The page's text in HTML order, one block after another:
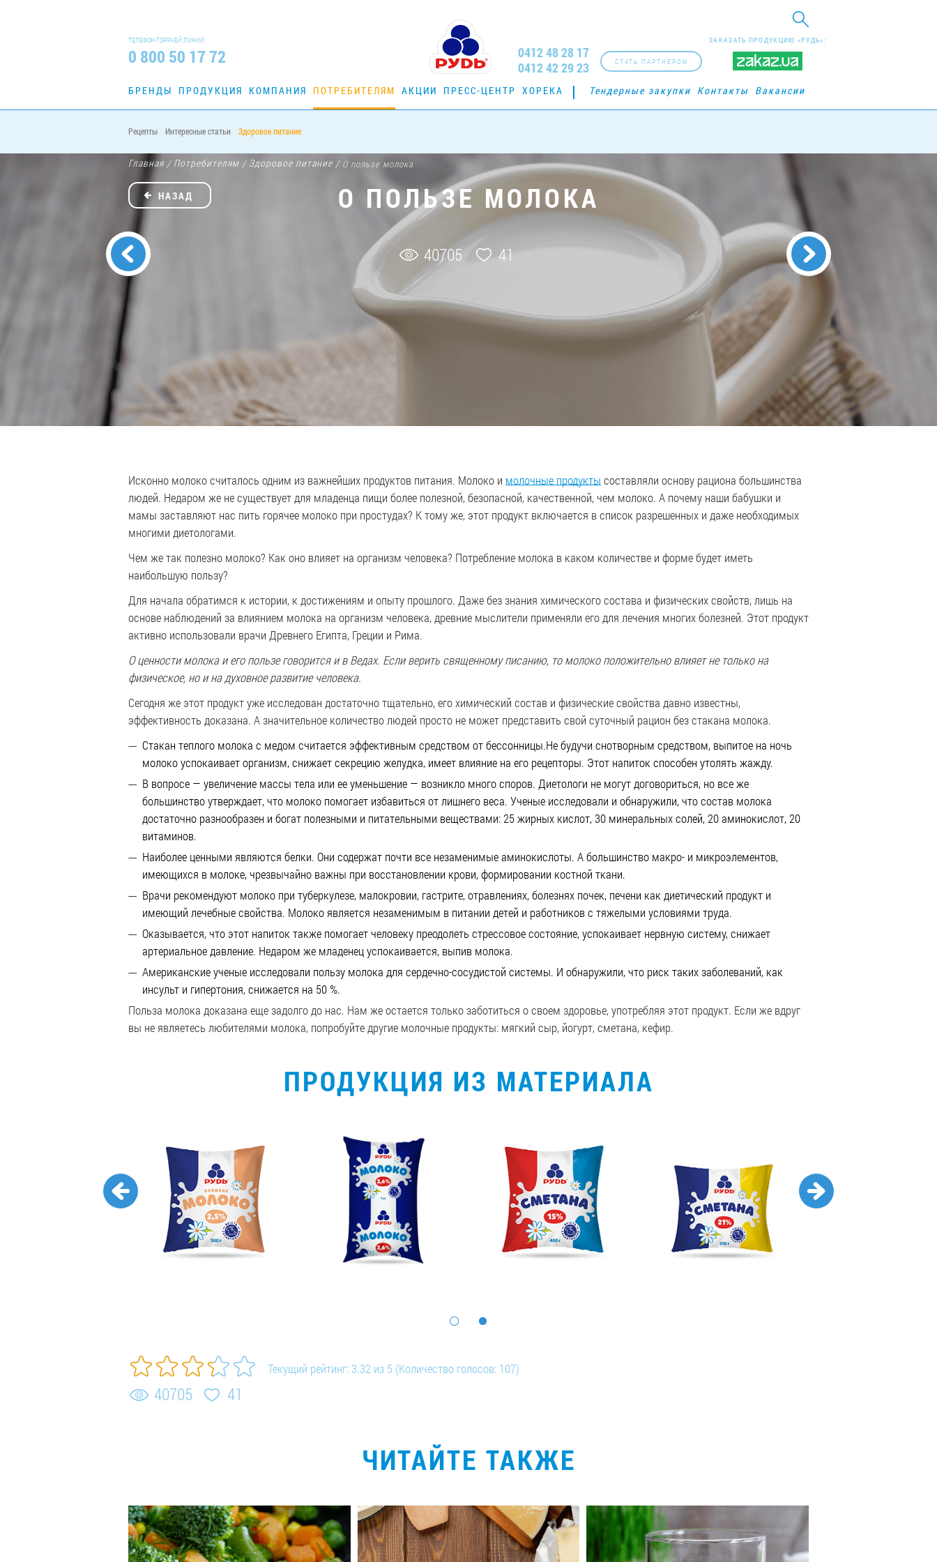
ТЕЛЕФОН ГОРЯЧЕЙ ЛИНИИ
0 800 50 17 72
ЗАКАЗАТЬ ПРОДУКЦИЮ «РУДЬ»:
СТАТЬ ПАРТНЕРОМ
0412 48 28 17
0412 42 29 23
БРЕНДЫ ПРОДУКЦИЯ КОМПАНИЯ ПОТРЕБИТЕЛЯМ АКЦИИ ПРЕСС-ЦЕНТР ХОРЕКА Тендерные закупки Контакты Вакансии
Рецепты Интересные статьи Здоровое питание
Главная / Потребителям / Здоровое питание /О пользе молока
О ПОЛЬЗЕ МОЛОКА
40705 41
НАЗАД
Исконно молоко считалось одним из важнейших продуктов питания. Молоко и молочные продукты составляли основу рациона большинства
людей. Недаром же не существует для младенца пищи более полезной, безопасной, качественной, чем молоко. А почему наши бабушки и
мамы заставляют нас пить горячее молоко при простудах? К тому же, этот продукт включается в список разрешенных и даже необходимых
многими диетологами.
Чем же так полезно молоко? Как оно влияет на организм человека? Потребление молока в каком количестве и форме будет иметь
наибольшую пользу?
Для начала обратимся к истории, к достижениям и опыту прошлого. Даже без знания химического состава и физических свойств, лишь на
основе наблюдений за влиянием молока на организм человека, древние мыслители применяли его для лечения многих болезней. Этот продукт
активно использовали врачи Древнего Египта, Греции и Рима.
О ценности молока и его пользе говорится и в Ведах. Если верить священному писанию, то молоко положительно влияет не только на
физическое, но и на духовное развитие человека.
Сегодня же этот продукт уже исследован достаточно тщательно, его химический состав и физические свойства давно известны,
эффективность доказана. А значительное количество людей просто не может представить свой суточный рацион без стакана молока.
Стакан теплого молока с медом считается эффективным средством от бессонницы.Не будучи снотворным средством, выпитое на ночь
молоко успокаивает организм, снижает секрецию желудка, имеет влияние на его рецепторы. Этот напиток способен утолять жажду.
В вопросе — увеличение массы тела или ее уменьшение — возникло много споров. Диетологи не могут договориться, но все же
большинство утверждает, что молоко помогает избавиться от лишнего веса. Ученые исследовали и обнаружили, что состав молока
достаточно разнообразен и богат полезными и питательными веществами: 25 жирных кислот, 30 минеральных солей, 20 аминокислот, 20
витаминов.
Наиболее ценными являются белки. Они содержат почти все незаменимые аминокислоты. А большинство макро- и микроэлементов,
имеющихся в молоке, чрезвычайно важны при восстановлении крови, формировании костной ткани.
Врачи рекомендуют молоко при туберкулезе, малокровии, гастрите, отравлениях, болезнях почек, печени как диетический продукт и
имеющий лечебные свойства. Молоко является незаменимым в питании детей и работников с тяжелыми условиями труда.
Оказывается, что этот напиток также помогает человеку преодолеть стрессовое состояние, успокаивает нервную систему, снижает
артериальное давление. Недаром же младенец успокаивается, выпив молока.
Американские ученые исследовали пользу молока для сердечно-сосудистой системы. И обнаружили, что риск таких заболеваний, как
инсульт и гипертония, снижается на 50 %.
Польза молока доказана еще задолго до нас. Нам же остается только заботиться о своем здоровье, употребляя этот продукт. Если же вдруг
вы не являетесь любителями молока, попробуйте другие молочные продукты: мягкий сыр, йогурт, сметана, кефир.
ПРОДУКЦИЯ ИЗ МАТЕРИАЛА
Текущий рейтинг: 3.32 из 5 (Количество голосов: 107)
40705 41
ЧИТАЙТЕ ТАКЖЕ